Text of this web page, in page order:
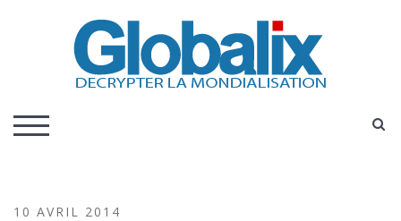
Globalix
TOGGLE MOBILE MENU
10 AVRIL 2014